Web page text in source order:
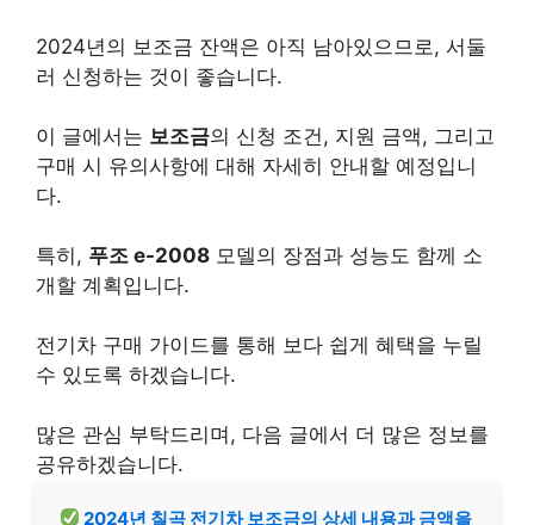
2024년의 보조금 잔액은 아직 남아있으므로, 서둘
러 신청하는 것이 좋습니다.
이 글에서는 보조금의 신청 조건, 지원 금액, 그리고
구매 시 유의사항에 대해 자세히 안내할 예정입니
다.
특히, 푸조 e-2008 모델의 장점과 성능도 함께 소
개할 계획입니다.
전기차 구매 가이드를 통해 보다 쉽게 혜택을 누릴
수 있도록 하겠습니다.
많은 관심 부탁드리며, 다음 글에서 더 많은 정보를
공유하겠습니다.
2024년 칠곡 전기차 보조금의 상세 내용과 금액을